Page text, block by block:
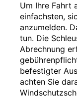
Um Ihre Fahrt
einfachsten,
anzumelden.
tun. Die
Abrechnung
befestigter
achten Sie